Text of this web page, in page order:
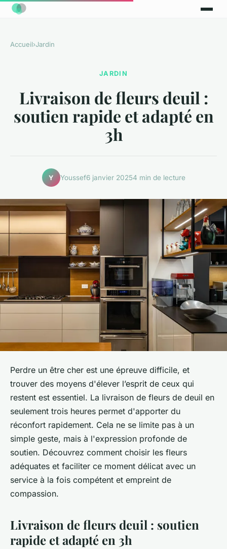
Accueil›Jardin
JARDIN
Livraison de fleurs deuil :
soutien rapide et adapté en
3h
Y Youssef6 janvier 20254 min de lecture
Perdre un être cher est une épreuve difficile, et
trouver des moyens d'élever l’esprit de ceux qui
restent est essentiel. La livraison de fleurs de deuil en
seulement trois heures permet d'apporter du
réconfort rapidement. Cela ne se limite pas à un
simple geste, mais à l'expression profonde de
soutien. Découvrez comment choisir les fleurs
adéquates et faciliter ce moment délicat avec un
service à la fois compétent et empreint de
compassion.
Livraison de fleurs deuil : soutien
rapide et adapté en 3h